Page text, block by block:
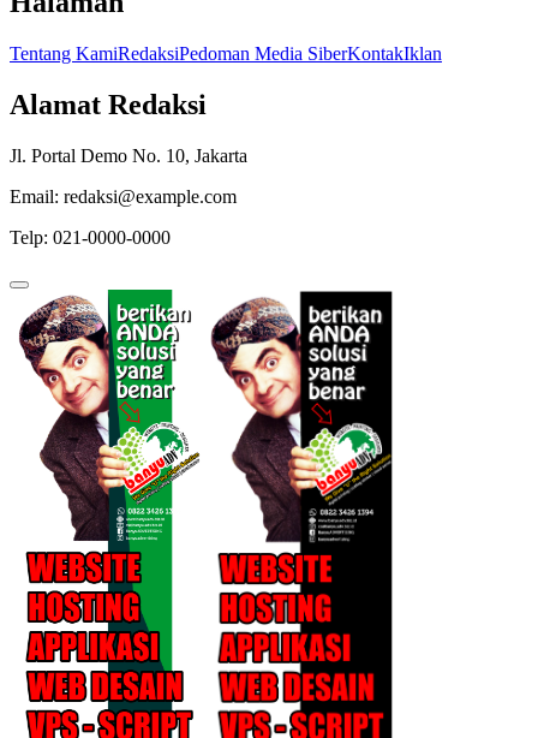
Tentang KamiRedaksiPedoman Media SiberKontakIklan
Alamat Redaksi
Jl. Portal Demo No. 10, Jakarta
Email: redaksi@example.com
Telp: 021-0000-0000